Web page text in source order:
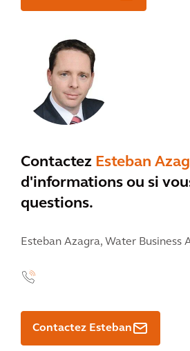
Contactez Esteban
d'informations ou si
questions.
Esteban Azagra, Water Business
Contactez Esteban